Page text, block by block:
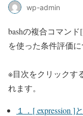
wp-admin
bashの複合コマン
を使った条件評価
※目次をクリックす
れます。
１．[ expression ]